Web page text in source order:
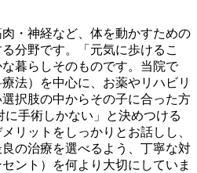
・神経など、体を動かすための
分野です。「元気に歩けるこ
暮らしそのものです。当院で
法）を中心に、お薬やリハビリ
選択肢の中からその子に合った方
手術しかない」と決めつける
リットをしっかりとお話しし、
の治療を選べるよう、丁寧な対
ント）を何より大切にしていま